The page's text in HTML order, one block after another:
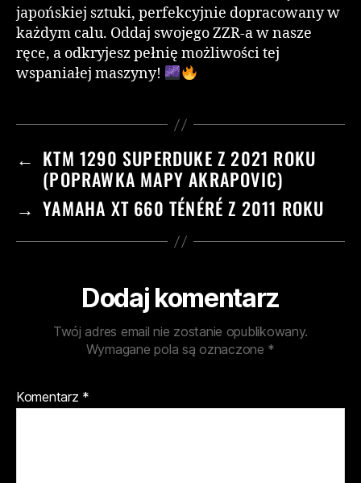
japońskiej sztuki, perfekcyjnie dopracowany w
każdym calu. Oddaj swojego ZZR-a w nasze
ręce, a odkryjesz pełnię możliwości tej
wspaniałej maszyny!
← KTM 1290 SUPERDUKE Z 2021 ROKU
(POPRAWKA MAPY AKRAPOVIC)
→ YAMAHA XT 660 TÉNÉRÉ Z 2011 ROKU
Dodaj komentarz
Twój adres email nie zostanie opublikowany.
Wymagane pola są oznaczone *
Komentarz *